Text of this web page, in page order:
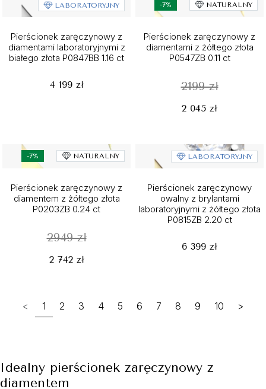
LABORATORYJNY
Pierścionek zaręczynowy z
diamentami laboratoryjnymi z
białego złota P0847BB 1.16 ct
4 199 zł
-7% NATURALNY
Pierścionek zaręczynowy z
diamentami z żółtego złota
P0547ZB 0.11 ct
2199 zł
2 045 zł
-7% NATURALNY
Pierścionek zaręczynowy z
diamentem z żółtego złota
P0203ZB 0.24 ct
2949 zł
2 742 zł
LABORATORYJNY
Pierścionek zaręczynowy
owalny z brylantami
laboratoryjnymi z żółtego złota
P0815ZB 2.20 ct
6 399 zł
< 1 2 3 4 5 6 7 8 9 10 >
Idealny pierścionek zaręczynowy z
diamentem